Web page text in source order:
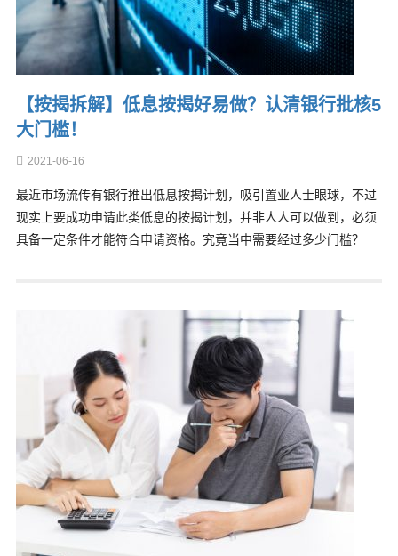
【按揭拆解】低息按揭好易做？认清银行批核5
大门槛！
2021-06-16
最近市场流传有银行推出低息按揭计划，吸引置业人士眼球，不过
现实上要成功申请此类低息的按揭计划，并非人人可以做到，必须
具备一定条件才能符合申请资格。究竟当中需要经过多少门槛？